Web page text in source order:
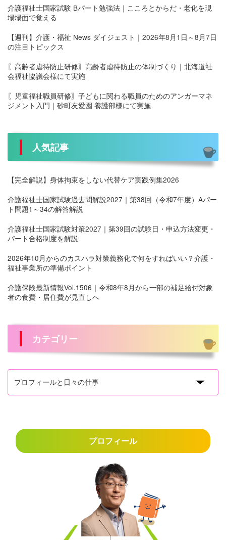
介護福祉士国家試験 Bパート勉強法｜こころとからだ・老化を現
場場面で覚える
【週刊】介護・福祉 News ダイジェスト｜2026年8月1日～8月7日
の注目トピックス
〖高齢者虐待防止研修〗高齢者虐待防止の体制づくり｜北海道社
会福祉協議会様にて実施
〖児童福祉職員研修〗子どもに関わる職員のためのアンガーマネ
ジメント入門｜砂町友愛園 養護部様にて実施
人気記事
【完全解説】身体拘束をしない代替ケア実践例集2026
介護福祉士国家試験過去問解説2027｜第38回（令和7年度）Aパー
ト問題1～34の解答解説
介護福祉士国家試験対策2027｜第39回の試験日・申込方法変更・
パート合格制度を解説
2026年10月からのカスハラ対策義務化で何をすればいい？介護・
福祉事業所の準備ポイント
介護保険最新情報Vol.1506｜令和8年8月から一部の補足給付対象
者の食費・居住費が見直しへ
カテゴリー
プロフィール